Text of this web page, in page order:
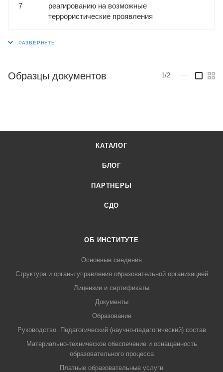
7
реагированию на возможные
террористические проявления
Образцы документов 1/2
КАТАЛОГ
БЛОГ
ПАРТНЕРЫ
СДО
ОБ ИНСТИТУТЕ
Основные сведения
Структура и органы управления образовательной организацией
Лицензии и сертификаты
Документы
Образование
Руководство. Педагогический (научно-педагогический) состав
Материально-техническое обеспечение и оснащенность
образовательного процесса
Платные образовательные услуги